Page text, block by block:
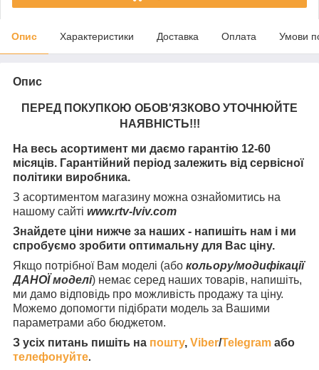
Опис Характеристики Доставка Оплата Умови
Опис
ПЕРЕД ПОКУПКОЮ ОБОВ'ЯЗКОВО УТОЧНЮЙТЕ
НАЯВНІСТЬ!!!
На весь асортимент ми даємо гарантію 12-60
місяців. Гарантійний період залежить від сервісної
політики виробника.
З асортиментом магазину можна ознайомитись на
нашому сайті www.rtv-lviv.com
Знайдете ціни нижче за наших - напишіть нам і ми
спробуємо зробити оптимальну для Вас ціну.
Якщо потрібної Вам моделі (або кольору/модифікації
ДАНОЇ моделі) немає серед наших товарів, напишіть,
ми дамо відповідь про можливість продажу та ціну.
Можемо допомогти підібрати модель за Вашими
параметрами або бюджетом.
З усіх питань пишіть на пошту, Viber/Telegram або
телефонуйте.